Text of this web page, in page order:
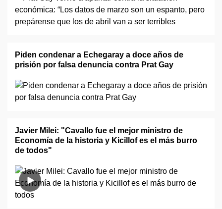
Piden condenar a Echegaray a doce años de
prisión por falsa denuncia contra Prat Gay
Javier Milei: "Cavallo fue el mejor ministro de
Economía de la historia y Kicillof es el más burro
de todos"